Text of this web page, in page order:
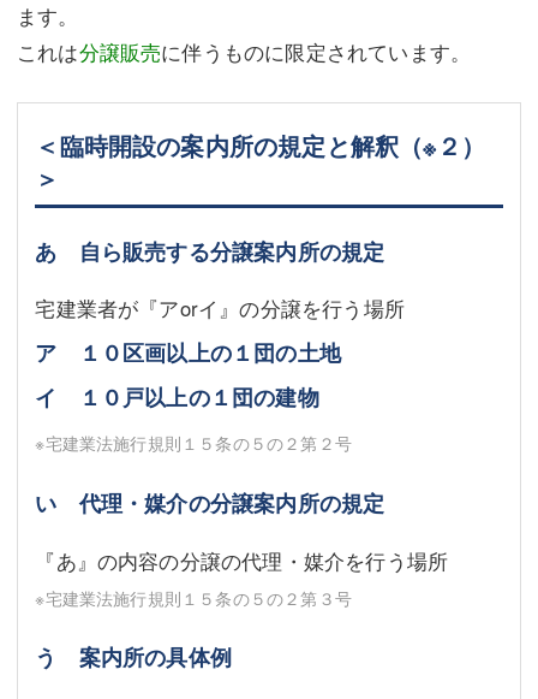
ます。
これは分譲販売に伴うものに限定されています。
＜臨時開設の案内所の規定と解釈 （※２）
＞
あ 自ら販売する分譲案内所の規定
宅建業者が『アorイ』の分譲を行う場所
ア １０区画以上の１団の土地
イ １０戸以上の１団の建物
※宅建業法施行規則１５条の５の２第２号
い 代理・媒介の分譲案内所の規定
『あ』の内容の分譲の代理・媒介を行う場所
※宅建業法施行規則１５条の５の２第３号
う 案内所の具体例